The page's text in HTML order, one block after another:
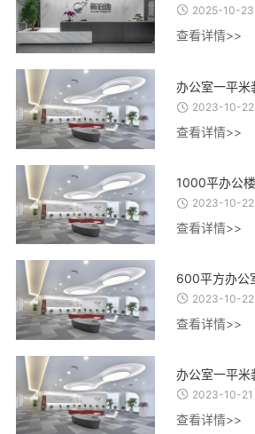
2025-10-23
查看详情>>
2023-10-22
查看详情>>
2023-10-22
查看详情>>
2023-10-22
查看详情>>
2023-10-21
查看详情>>